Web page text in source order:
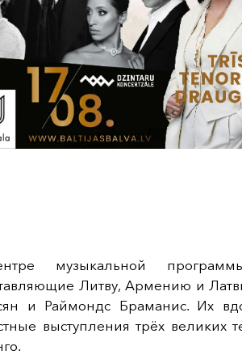
музыкальной
Литву, Армению и
и Раймондс Браманис. Их
выступления трёх великих